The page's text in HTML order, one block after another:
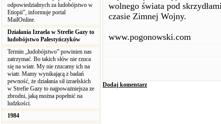
odpowiedzialnych za ludobójstwo w
Etiopii”, informuje portal
MailOnline.
Działania Izraela w Strefie Gazy to
ludobójstwo Palestyńczyków
Termin „ludobójstwo” powinien nas
zatrzymać. Bo takich słów nie rzuca
się na wiatr. My nie rzucamy ich na
wiatr. Mamy wynikającą z badań
pewność, że działania sił izraelskich
w Strefie Gazy to najpoważniejsza ze
zbrodni, jaką można popełnić na
ludzkości.
1984
wolnego świata pod
czasie Zimnej Wojny.
www.pogonowski.com
Dodaj komentarz